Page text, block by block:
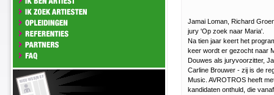
Jamai Loman, Richard
jury 'Op zoek naar Maria'.
Na tien jaar keert het
keer wordt er gezocht naar
Douwes als juryvoorzitter,
Carline Brouwer - zij is de
Music. AVROTROS heeft
kandidaten onthuld, die